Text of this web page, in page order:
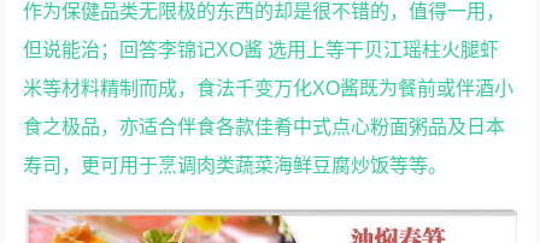
作为保健品类无限极的东西的却是很不错的，值得一用，
但说能治；回答李锦记XO酱 选用上等干贝江瑶柱火腿虾
米等材料精制而成，食法千变万化XO酱既为餐前或伴酒小
食之极品，亦适合伴食各款佳肴中式点心粉面粥品及日本
寿司，更可用于烹调肉类蔬菜海鲜豆腐炒饭等等。